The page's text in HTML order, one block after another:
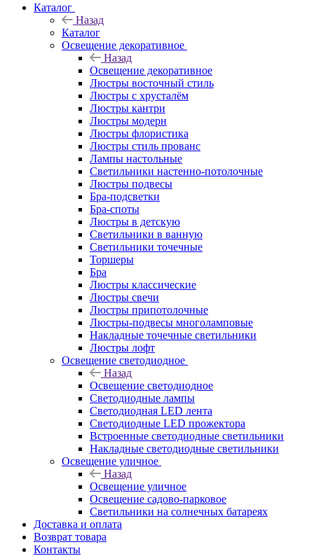
Каталог
Назад
Каталог
Освещение декоративное
Назад
Освещение декоративное
Люстры восточный стиль
Люстры с хрусталём
Люстры кантри
Люстры модерн
Люстры флористика
Люстры стиль прованс
Лампы настольные
Светильники настенно-потолочные
Люстры подвесы
Бра-подсветки
Бра-споты
Люстры в детскую
Светильники в ванную
Светильники точечные
Торшеры
Бра
Люстры классические
Люстры свечи
Люстры припотолочные
Люстры-подвесы многоламповые
Накладные точечные светильники
Люстры лофт
Освещение светодиодное
Назад
Освещение светодиодное
Светодиодные лампы
Светодиодная LED лента
Светодиодные LED прожектора
Встроенные светодиодные светильники
Накладные светодиодные светильники
Освещение уличное
Назад
Освещение уличное
Освещение садово-парковое
Светильники на солнечных батареях
Доставка и оплата
Возврат товара
Контакты